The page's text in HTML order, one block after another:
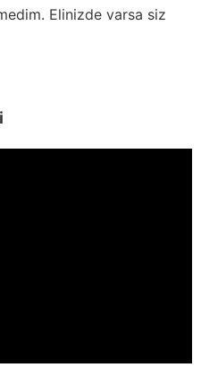
Elinizde varsa siz